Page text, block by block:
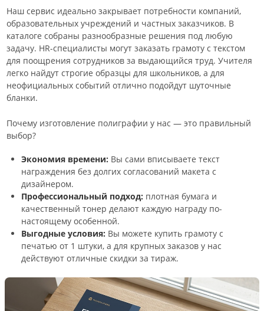
Наш сервис идеально закрывает потребности компаний,
образовательных учреждений и частных заказчиков. В
каталоге собраны разнообразные решения под любую
задачу. HR-специалисты могут заказать грамоту с текстом
для поощрения сотрудников за выдающийся труд. Учителя
легко найдут строгие образцы для школьников, а для
неофициальных событий отлично подойдут шуточные
бланки.
Почему изготовление полиграфии у нас — это правильный
выбор?
Экономия времени: Вы сами вписываете текст
награждения без долгих согласований макета с
дизайнером.
Профессиональный подход: плотная бумага и
качественный тонер делают каждую награду по-
настоящему особенной.
Выгодные условия: Вы можете купить грамоту с
печатью от 1 штуки, а для крупных заказов у нас
действуют отличные скидки за тираж.